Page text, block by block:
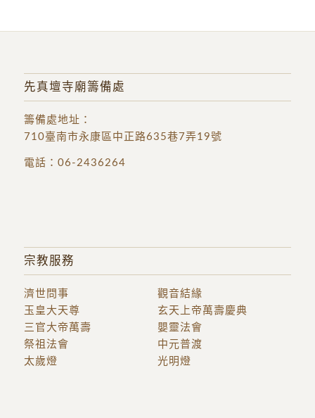
先真壇寺廟籌備處
籌備處地址 ：
710臺南市永康區中正路635巷7弄19號
電話： 06-2436264
宗教服務
濟世問事
觀音結緣
玉皇大天尊
三官大帝萬壽
玄天上帝萬壽慶典
嬰靈法會
祭祖法會
中元普渡
太歲燈
光明燈